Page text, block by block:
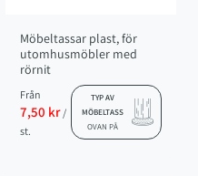
Möbeltassar plast, för
utomhusmöbler med
rörnit
Från
7,50 kr /
st.
TYP AV
MÖBELTASS
OVAN PÅ